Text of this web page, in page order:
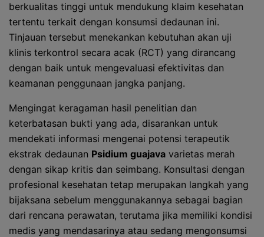
berkualitas tinggi untuk mendukung klaim kesehatan
tertentu terkait dengan konsumsi dedaunan ini.
Tinjauan tersebut menekankan kebutuhan akan uji
klinis terkontrol secara acak (RCT) yang dirancang
dengan baik untuk mengevaluasi efektivitas dan
keamanan penggunaan jangka panjang.
Mengingat keragaman hasil penelitian dan
keterbatasan bukti yang ada, disarankan untuk
mendekati informasi mengenai potensi terapeutik
ekstrak dedaunan Psidium guajava varietas merah
dengan sikap kritis dan seimbang. Konsultasi dengan
profesional kesehatan tetap merupakan langkah yang
bijaksana sebelum menggunakannya sebagai bagian
dari rencana perawatan, terutama jika memiliki kondisi
medis yang mendasarinya atau sedang mengonsumsi